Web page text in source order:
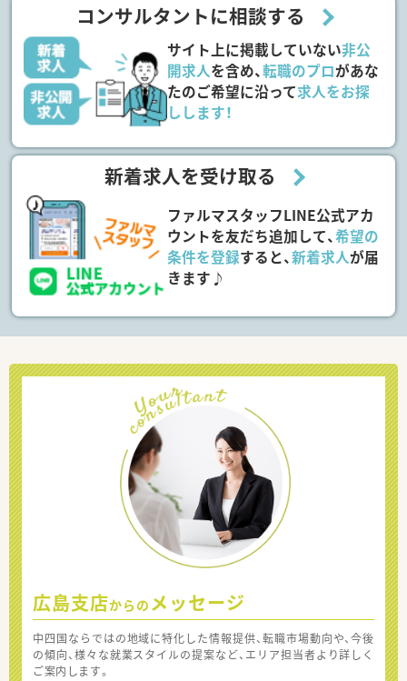
コンサルタントに相談する
サイト上に掲載していない非公
開求人を含め、転職のプロがあな
たのご希望に沿って求人をお探
しします！
新着求人を受け取る
ファルマスタッフLINE公式アカ
ウントを友だち追加して、希望の
条件を登録すると、新着求人が届
きます♪
広島支店からの メッセージ
中四国ならではの地域に特化した情報提供、転職市場動向や、今後
の傾向、様々な就業スタイルの提案など、エリア担当者より詳しく
ご案内します。